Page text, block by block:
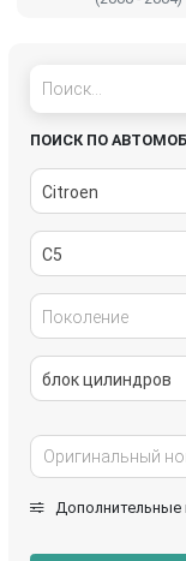
ПОИСК ПО
Citroen
C5
Поколение
блок цилиндров
Дополнительные